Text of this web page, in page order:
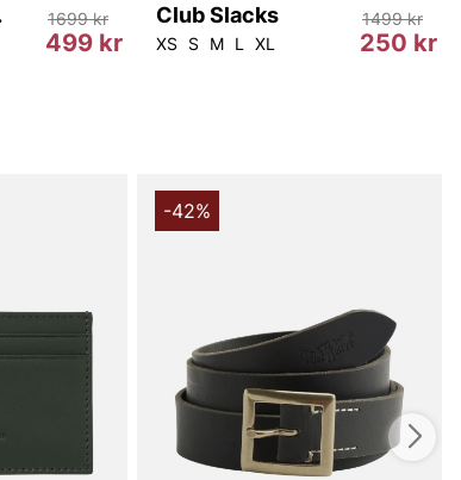
48 50 54
499 kr
1699 kr Club Slacks
XS S M L XL 250 kr
1499 kr
-42%